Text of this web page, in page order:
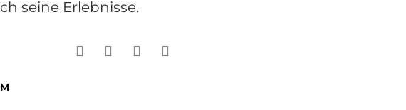
seine Erlebnisse.